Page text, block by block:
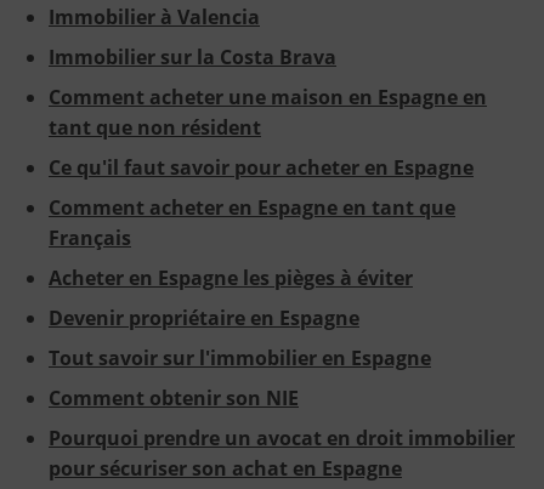
Immobilier à Valencia
Immobilier sur la Costa Brava
Comment acheter une maison en Espagne en
tant que non résident
Ce qu'il faut savoir pour acheter en Espagne
Comment acheter en Espagne en tant que
Français
Acheter en Espagne les pièges à éviter
Devenir propriétaire en Espagne
Tout savoir sur l'immobilier en Espagne
Comment obtenir son NIE
Pourquoi prendre un avocat en droit immobilier
pour sécuriser son achat en Espagne